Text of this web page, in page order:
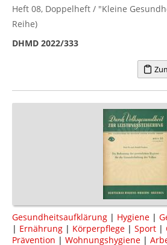
Heft 08, Doppelheft / "Kleine
Reihe)
DHMD 2022/333
Gesundheitsaufklärung | Hygiene |
| Ernährung | Körperpflege | Sport |
Prävention | Wohnungshygiene |